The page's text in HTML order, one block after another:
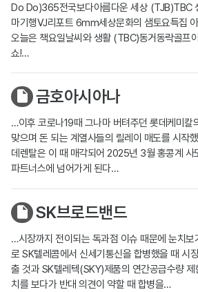
Do Do)365전국보다아름다운 세상 (TJB)TBC
마기행VJ리포트 6mm세상문화의 샘토요특집
오늘은 책요일날씨와 생활 (TBC)동거동락골프
쇼!…
금호아시아나
…이후 코로나19때 그나마 버텨주던 롯데케미칼
맞으며 돈 되는 계열사들의 릴레이 매도를 시작
데렌탈은 이 때 매각되어 2025년 3월 홍콩계 사
파트너스에 넘어가게 된다…
SK브로드밴드
…시장까지 전이되는 독과점 이슈 때문에 눈치보
로 SK텔레콤에서 신세기통신을 합병했을 때 시
출 것과 SK텔레텍(SKY)제품의 연간공급수량
치를 보다가 반대 의견이 약할 때 합병을…